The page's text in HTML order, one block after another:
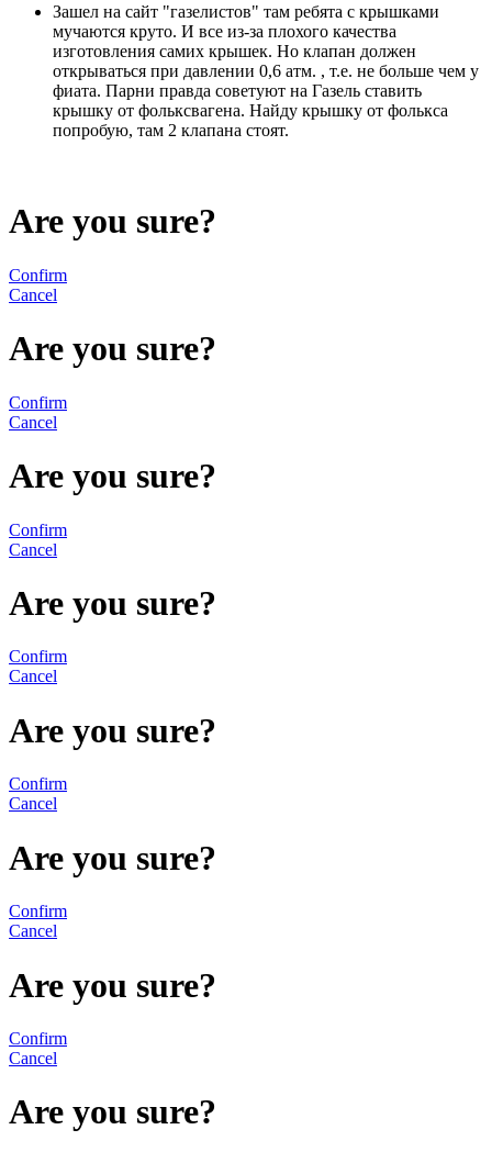
Зашел на сайт "газелистов" там ребята с крышками
мучаются круто. И все из-за плохого качества
изготовления самих крышек. Но клапан должен
открываться при давлении 0,6 атм. , т.е. не больше чем у
фиата. Парни правда советуют на Газель ставить
крышку от фольксвагена. Найду крышку от фолькса
попробую, там 2 клапана стоят.
Are you sure?
Confirm
Cancel
Are you sure?
Confirm
Cancel
Are you sure?
Confirm
Cancel
Are you sure?
Confirm
Cancel
Are you sure?
Confirm
Cancel
Are you sure?
Confirm
Cancel
Are you sure?
Confirm
Cancel
Are you sure?